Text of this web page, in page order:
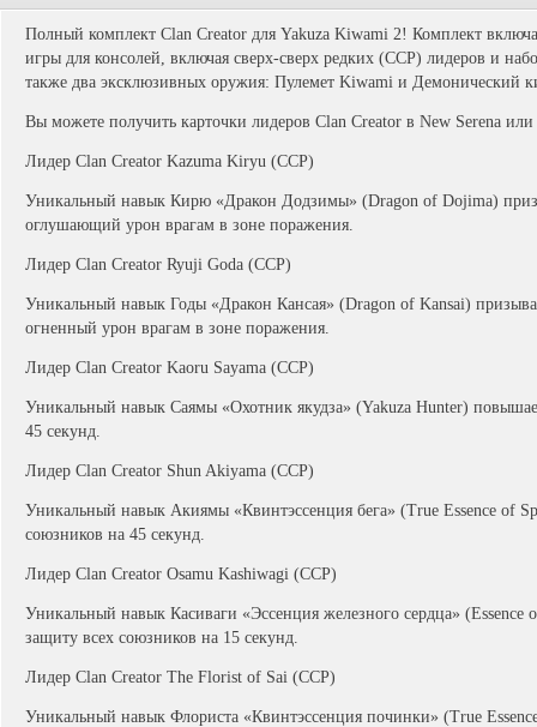
Полный комплект Clan Creator для Yakuza Kiwami 2! Комплект
игры для консолей, включая сверх-сверх редких (ССР) лидеров и
также два эксклюзивных оружия: Пулемет Kiwami и Демонический
Вы можете получить карточки лидеров Clan Creator в New Serena
Лидер Clan Creator Kazuma Kiryu (ССР)
Уникальный навык Кирю «Дракон Додзимы» (Dragon of Dojima)
оглушающий урон врагам в зоне поражения.
Лидер Clan Creator Ryuji Goda (ССР)
Уникальный навык Годы «Дракон Кансая» (Dragon of Kansai)
огненный урон врагам в зоне поражения.
Лидер Clan Creator Kaoru Sayama (ССР)
Уникальный навык Саямы «Охотник якудза» (Yakuza Hunter)
45 секунд.
Лидер Clan Creator Shun Akiyama (ССР)
Уникальный навык Акиямы «Квинтэссенция бега» (True Essence of
союзников на 45 секунд.
Лидер Clan Creator Osamu Kashiwagi (ССР)
Уникальный навык Касиваги «Эссенция железного сердца» (Essence
защиту всех союзников на 15 секунд.
Лидер Clan Creator The Florist of Sai (ССР)
Уникальный навык Флориста «Квинтэссенция починки» (True